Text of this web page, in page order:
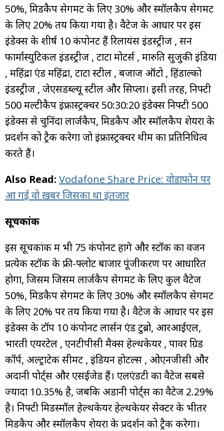
50%, मिडकैप सेगमेंट के लिए 30% और स्मॉलकैप सेगमेंट
के लिए 20% तय किया गया है। वैटेज के आधार पर इस
इंडेक्स के शीर्ष 10 कंपोनेंट हैं रिलायंस इंडस्ट्रीज , सन
फार्मास्युटिकल इंडस्ट्रीज , टाटा मोटर्स , मारुति सुजुकी इंडिया
, महिंद्रा एंड महिंद्रा, टाटा स्टील , बजाज ऑटो , हिंडाल्को
इंडस्ट्रीज , जेएसडब्ल्यू स्टील और सिप्ला। इसी तरह, निफ्टी
500 मल्टीकैप इंफ्रास्ट्रक्चर 50:30:20 इंडेक्स निफ्टी 500
इंडेक्स से चुनिंदा लार्जकैप, मिडकैप और स्मॉलकैप शेयरों के
प्रदर्शन को ट्रैक करेगा जो इंफ्रास्ट्रक्चर थीम का प्रतिनिधित्व
करते हैं।
Also Read: Vodafone Share Price: वोडाफोन पर
आ गई वो ख़बर जिसका था इंतजार
सूचकांक
इस सूचकांक में भी 75 कंपोनेंट होंगे और स्टॉक का वजन
प्रत्येक स्टॉक के फ्री-फ्लोट बाजार पूंजीकरण पर आधारित
होगा, जिसमें जिसमें लार्जकैप सेगमेंट के लिए कुल वैटेज
50%, मिडकैप सेगमेंट के लिए 30% और स्मॉलकैप सेगमेंट
के लिए 20% पर तय किया गया है। वैटेज के आधार पर इस
इंडेक्स के टॉप 10 कंपोनेंट लार्सन एंड टुब्रो, आरआईएल,
भारती एयरटेल , एनटीपीसी मैक्स हेल्थकेयर , पावर ग्रिड
कॉर्प, अल्ट्राटेक सीमेंट , इंडियन होटल्स , ओएनजीसी और
अदानी पोर्ट्स और एसईजेड हैं। एलएंडटी का वैटेज सबसे
ज्यादा 10.35% है, जबकि अडानी पोर्ट्स का वैटेज 2.29%
है। निफ्टी मिडस्मॉल हेल्थकेयर हेल्थकेयर सेक्टर के भीतर
मिडकैप और स्मॉलकैप शेयरों के प्रदर्शन को ट्रैक करेगा।